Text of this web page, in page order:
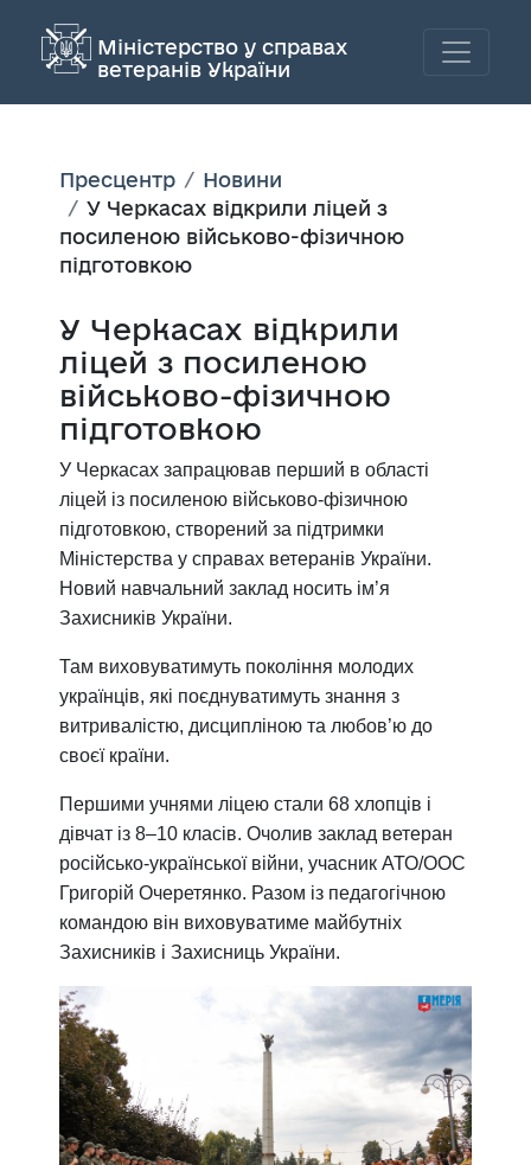
Міністерство у справах
ветеранів України
Пресцентр
Новини
У Черкасах відкрили ліцей з
посиленою військово-фізичною
підготовкою
У Черкасах відкрили
ліцей з посиленою
військово-фізичною
підготовкою
У Черкасах запрацював перший в області
ліцей із посиленою військово-фізичною
підготовкою, створений за підтримки
Міністерства у справах ветеранів України.
Новий навчальний заклад носить ім’я
Захисників України.
Там виховуватимуть покоління молодих
українців, які поєднуватимуть знання з
витривалістю, дисципліною та любов’ю до
своєї країни.
Першими учнями ліцею стали 68 хлопців і
дівчат із 8–10 класів. Очолив заклад ветеран
російсько-української війни, учасник АТО/ООС
Григорій Очеретянко. Разом із педагогічною
командою він виховуватиме майбутніх
Захисників і Захисниць України.